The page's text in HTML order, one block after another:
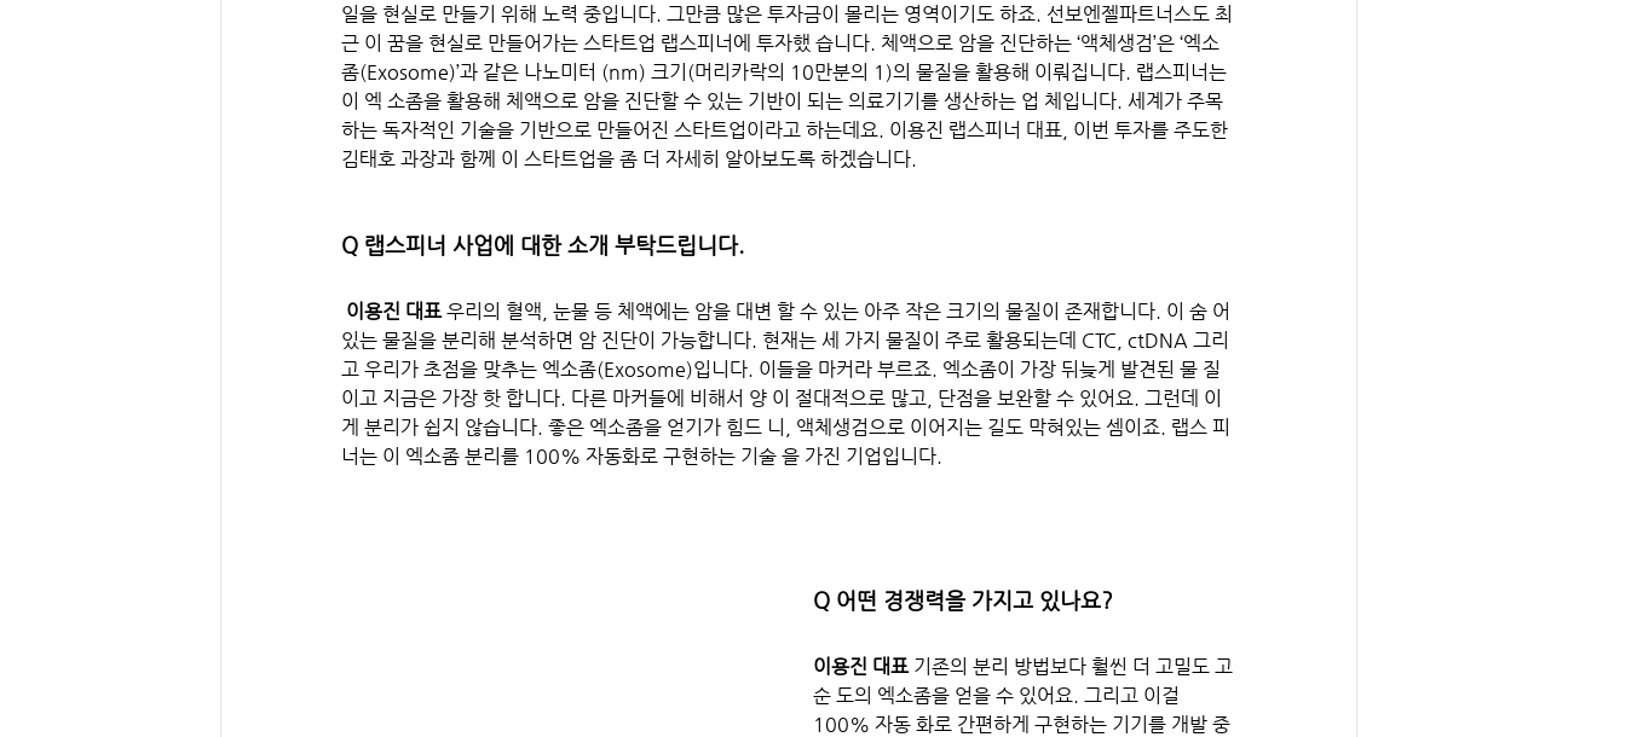
일을 현실로 만들기 위해 노력 중입니다. 그만큼 많은 투자금이 몰리는 영역이기도 하죠. 선보엔젤파트너스도 최
근 이 꿈을 현실로 만들어가는 스타트업 랩스피너에 투자했 습니다. 체액으로 암을 진단하는 ‘액체생검’은 ‘엑소
좀(Exosome)’과 같은 나노미터 (nm) 크기(머리카락의 10만분의 1)의 물질을 활용해 이뤄집니다. 랩스피너는
이 엑 소좀을 활용해 체액으로 암을 진단할 수 있는 기반이 되는 의료기기를 생산하는 업 체입니다. 세계가 주목
하는 독자적인 기술을 기반으로 만들어진 스타트업이라고 하는데요. 이용진 랩스피너 대표, 이번 투자를 주도한
김태호 과장과 함께 이 스타트업을 좀 더 자세히 알아보도록 하겠습니다.
Q 랩스피너 사업에 대한 소개 부탁드립니다.
이용진 대표 우리의 혈액, 눈물 등 체액에는 암을 대변 할 수 있는 아주 작은 크기의 물질이 존재합니다. 이 숨 어
있는 물질을 분리해 분석하면 암 진단이 가능합니다. 현재는 세 가지 물질이 주로 활용되는데 CTC, ctDNA 그리
고 우리가 초점을 맞추는 엑소좀(Exosome)입니다. 이들을 마커라 부르죠. 엑소좀이 가장 뒤늦게 발견된 물 질
이고 지금은 가장 핫 합니다. 다른 마커들에 비해서 양 이 절대적으로 많고, 단점을 보완할 수 있어요. 그런데 이
게 분리가 쉽지 않습니다. 좋은 엑소좀을 얻기가 힘드 니, 액체생검으로 이어지는 길도 막혀있는 셈이죠. 랩스 피
너는 이 엑소좀 분리를 100% 자동화로 구현하는 기술 을 가진 기업입니다.
Q 어떤 경쟁력을 가지고 있나요?
이용진 대표 기존의 분리 방법보다 훨씬 더 고밀도 고
순 도의 엑소좀을 얻을 수 있어요. 그리고 이걸
100% 자동 화로 간편하게 구현하는 기기를 개발 중